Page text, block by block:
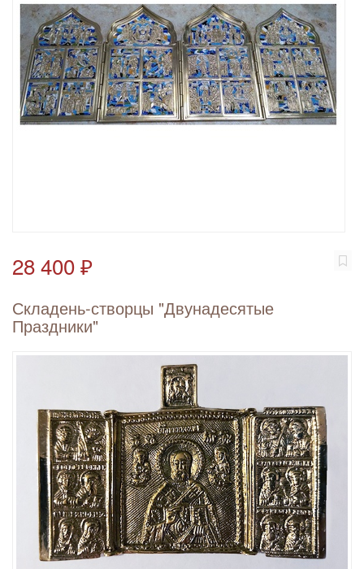
28 400 ₽
Складень-створцы "Двунадесятые
Праздники"